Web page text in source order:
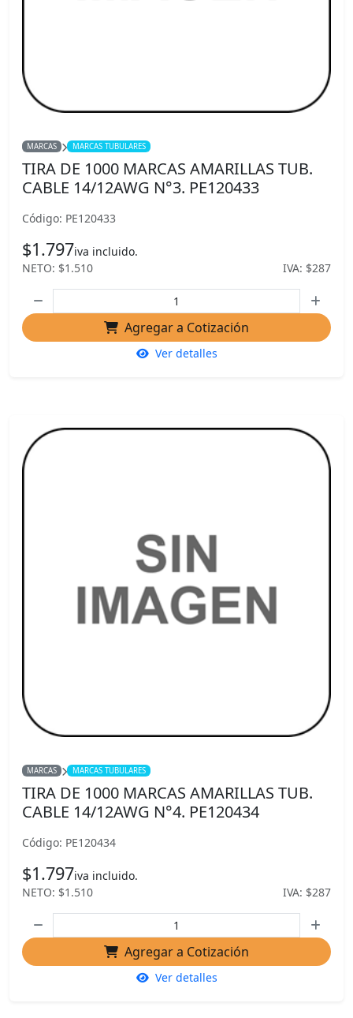
MARCAS MARCAS TUBULARES
TIRA DE 1000 MARCAS AMARILLAS TUB.
CABLE 14/12AWG N°3. PE120433
Código: PE120433
$1.797iva incluido.
NETO: $1.510
IVA: $287
Agregar a Cotización
Ver detalles
MARCAS MARCAS TUBULARES
TIRA DE 1000 MARCAS AMARILLAS TUB.
CABLE 14/12AWG N°4. PE120434
Código: PE120434
$1.797iva incluido.
NETO: $1.510
IVA: $287
Agregar a Cotización
Ver detalles